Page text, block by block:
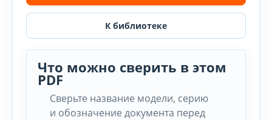
К библиотеке
Что можно сверить в этом
PDF
Сверьте название модели, серию
и обозначение документа перед